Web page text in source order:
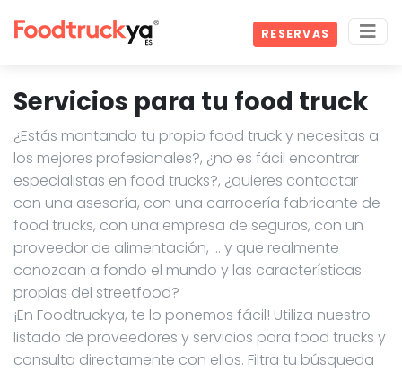
RESERVAS
Servicios para tu food truck
¿Estás montando tu propio food truck y necesitas a
los mejores profesionales?, ¿no es fácil encontrar
especialistas en food trucks?, ¿quieres contactar
con una asesoría, con una carrocería fabricante de
food trucks, con una empresa de seguros, con un
proveedor de alimentación, … y que realmente
conozcan a fondo el mundo y las características
propias del streetfood?
¡En Foodtruckya, te lo ponemos fácil! Utiliza nuestro
listado de proveedores y servicios para food trucks y
consulta directamente con ellos. Filtra tu búsqueda